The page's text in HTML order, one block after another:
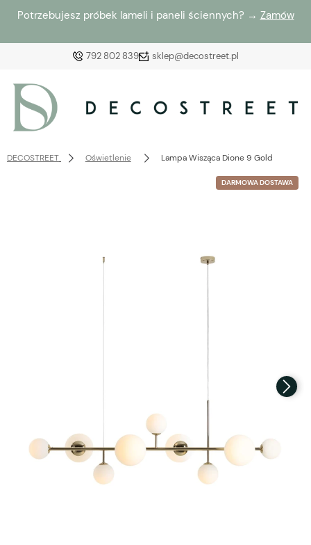
Potrzebujesz próbek lameli i paneli ściennych? → Zamów
792 802 839 sklep@decostreet.pl
Załóż konto
DECOSTREET Oświetlenie Lampa Wisząca Dione 9 Gold
DARMOWA DOSTAWA